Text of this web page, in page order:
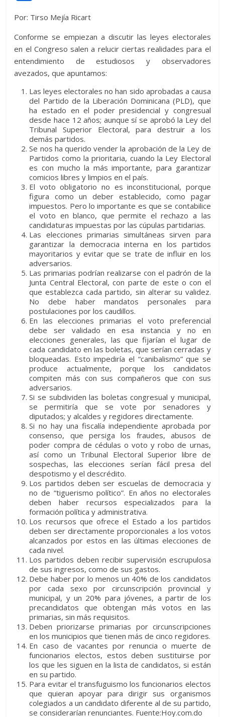
er s
A
p
p
di
t o
o
k
n
g
er
e a
m
g
e
m
p
ar
ti
r
Por: Tirso Mejía Ricart
Conforme se empiezan a discutir las leyes electorales
en el Congreso salen a relucir ciertas realidades para el
entendimiento de estudiosos y observadores
avezados, que apuntamos:
Las leyes electorales no han sido aprobadas a causa
del Partido de la Liberación Dominicana (PLD), que
ha estado en el poder presidencial y congresual
desde hace 12 años; aunque sí se aprobó la Ley del
Tribunal Superior Electoral, para destruir a los
demás partidos.
Se nos ha querido vender la aprobación de la Ley de
Partidos como la prioritaria, cuando la Ley Electoral
es con mucho la más importante, para garantizar
comicios libres y limpios en el país.
El voto obligatorio no es inconstitucional, porque
figura como un deber establecido, como pagar
impuestos. Pero lo importante es que se contabilice
el voto en blanco, que permite el rechazo a las
candidaturas impuestas por las cúpulas partidarias.
Las elecciones primarias simultáneas sirven para
garantizar la democracia interna en los partidos
mayoritarios y evitar que se trate de influir en los
adversarios.
Las primarias podrían realizarse con el padrón de la
Junta Central Electoral, con parte de este o con el
que establezca cada partido, sin alterar su validez.
No debe haber mandatos personales para
postulaciones por los caudillos.
En las elecciones primarias el voto preferencial
debe ser validado en esa instancia y no en
elecciones generales, las que fijarían el lugar de
cada candidato en las boletas, que serían cerradas y
bloqueadas. Esto impediría el “canibalismo” que se
produce actualmente, porque los candidatos
compiten más con sus compañeros que con sus
adversarios.
Si se subdividen las boletas congresual y municipal,
se permitiría que se vote por senadores y
diputados; y alcaldes y regidores directamente.
Si no hay una fiscalía independiente aprobada por
consenso, que persiga los fraudes, abusos de
poder compra de cédulas o voto y robo de urnas,
así como un Tribunal Electoral Superior libre de
sospechas, las elecciones serían fácil presa del
despotismo y el descrédito.
Los partidos deben ser escuelas de democracia y
no de “tiguerismo político”. En años no electorales
deben haber recursos especializados para la
formación política y administrativa.
Los recursos que ofrece el Estado a los partidos
deben ser directamente proporcionales a los votos
alcanzados por estos en las últimas elecciones de
cada nivel.
Los partidos deben recibir supervisión escrupulosa
de sus ingresos, como de sus gastos.
Debe haber por lo menos un 40% de los candidatos
por cada sexo por circunscripción provincial y
municipal, y un 20% para jóvenes, a partir de los
precandidatos que obtengan más votos en las
primarias, sin más requisitos.
Deben priorizarse primarias por circunscripciones
en los municipios que tienen más de cinco regidores.
En caso de vacantes por renuncia o muerte de
funcionarios electos, estos deben sustituirse por
los que les siguen en la lista de candidatos, si están
en su partido.
Para evitar el transfuguismo los funcionarios electos
que quieran apoyar para dirigir sus organismos
colegiados a un candidato diferente al de su partido,
se considerarían renunciantes. Fuente:Hoy.com.do